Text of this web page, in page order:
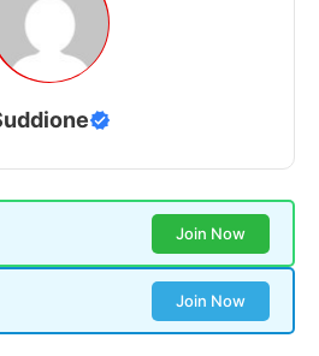
Join Now
Join Now